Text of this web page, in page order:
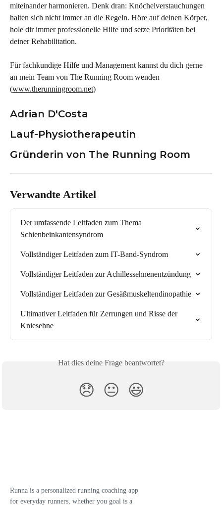
miteinander harmonieren. Denk dran: Knöchelverstauchungen
halten sich nicht immer an die Regeln. Höre auf deinen Körper,
hole dir immer professionelle Hilfe und setze Prioritäten bei
deiner Rehabilitation.
Für fachkundige Hilfe und Management kannst du dich gerne
an mein Team von The Running Room wenden
(www.therunningroom.net)
Adrian D'Costa
Lauf-Physiotherapeutin
Gründerin von The Running Room
Verwandte Artikel
Der umfassende Leitfaden zum Thema
Schienbeinkantensyndrom
Vollständiger Leitfaden zum IT-Band-Syndrom
Vollständiger Leitfaden zur Achillessehnenentzündung
Vollständiger Leitfaden zur Gesäßmuskeltendinopathie
Ultimativer Leitfaden für Zerrungen und Risse der
Kniesehne
Hat dies deine Frage beantwortet?
😞 😐 😃
Runna is a personalized running coaching app
for everyday runners, whether you goal is a